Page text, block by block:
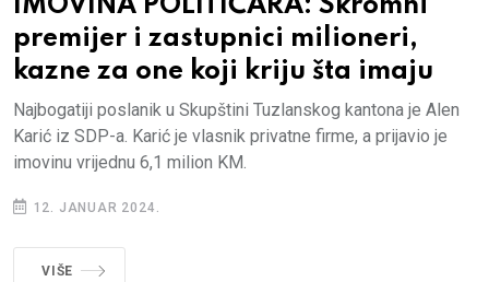
IMOVINA POLITIČARA: Skromni
premijer i zastupnici milioneri,
kazne za one koji kriju šta imaju
Najbogatiji poslanik u Skupštini Tuzlanskog kantona je Alen
Karić iz SDP-a. Karić je vlasnik privatne firme, a prijavio je
imovinu vrijednu 6,1 milion KM.
12. JANUAR 2024.
VIŠE